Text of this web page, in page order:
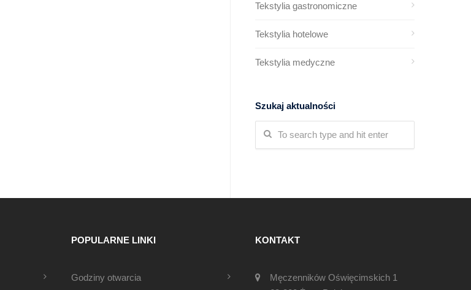
Tekstylia gastronomiczne
Tekstylia hotelowe
Tekstylia medyczne
Szukaj aktualności
POPULARNE LINKI
Godziny otwarcia
KONTAKT
Męczenników Oświęcimskich 1